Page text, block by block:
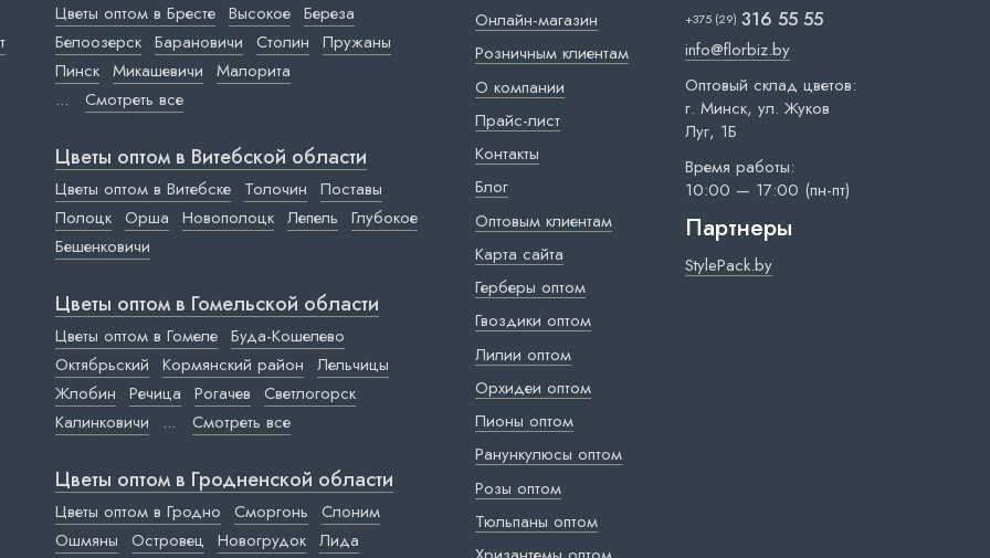
Цветы оптом в Бресте Высокое Береза
Белоозерск Барановичи Столин Пружаны
Пинск Микашевичи Малорита
... Смотреть все
Цветы оптом в Витебской области
Цветы оптом в Витебске Толочин Поставы
Полоцк Орша Новополоцк Лепель Глубокое
Бешенковичи
Цветы оптом в Гомельской области
Цветы оптом в Гомеле Буда-Кошелево
Октябрьский Кормянский район Лельчицы
Жлобин Речица Рогачев Светлогорск
Калинковичи
... Смотреть все
Цветы оптом в Гродненской области
Цветы оптом в Гродно Сморгонь Слоним
Ошмяны Островец Новогрудок Лида
Онлайн-магазин
Розничным клиентам
О компании
Прайс-лист
Контакты
Блог
Оптовым клиентам
Карта сайта
Герберы оптом
Гвоздики оптом
Лилии оптом
Орхидеи оптом
Пионы оптом
Ранункулюсы оптом
Розы оптом
Тюльпаны оптом
+375 (29) 316 55 55
info@florbiz.by
Оптовый склад цветов:
г. Минск, ул. Жуков
Луг, 1Б
Время работы:
10:00 — 17:00 (пн-пт)
Партнеры
StylePack.by